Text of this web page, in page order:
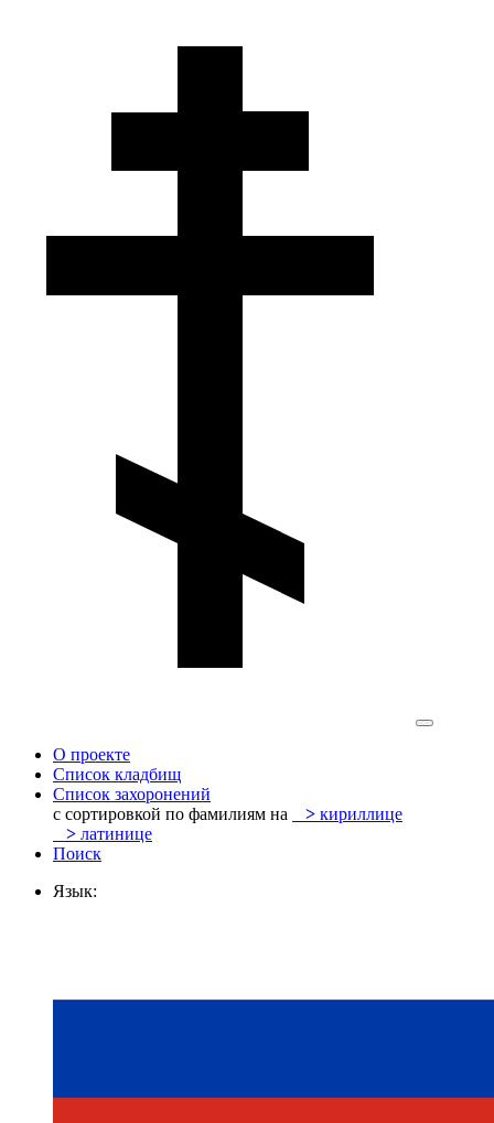
О проекте
Список кладбищ
Список захоронений
с сортировкой по фамилиям на
> кириллице
> латинице
Поиск
Язык: